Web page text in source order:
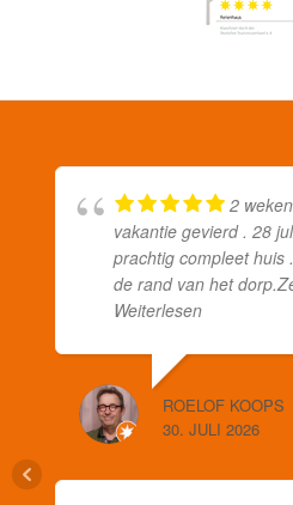
2
vakantie gevierd . 28
prachtig compleet huis
de rand van het
Weiterlesen
ROELOF KOOPS
30. JULI 2026